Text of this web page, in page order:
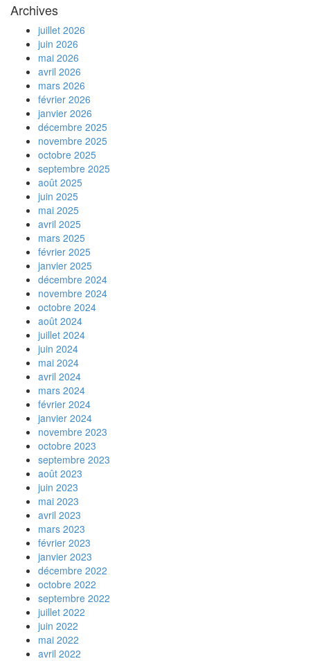
Archives
juillet 2026
juin 2026
mai 2026
avril 2026
mars 2026
février 2026
janvier 2026
décembre 2025
novembre 2025
octobre 2025
septembre 2025
août 2025
juin 2025
mai 2025
avril 2025
mars 2025
février 2025
janvier 2025
décembre 2024
novembre 2024
octobre 2024
août 2024
juillet 2024
juin 2024
mai 2024
avril 2024
mars 2024
février 2024
janvier 2024
novembre 2023
octobre 2023
septembre 2023
août 2023
juin 2023
mai 2023
avril 2023
mars 2023
février 2023
janvier 2023
décembre 2022
octobre 2022
septembre 2022
juillet 2022
juin 2022
mai 2022
avril 2022